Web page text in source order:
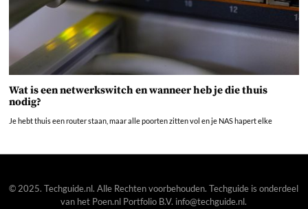
Wat is een netwerkswitch en wanneer heb je die thuis
nodig?
Je hebt thuis een router staan, maar alle poorten zitten vol en je NAS hapert elke
© 2025. Techguide.nl. Alle Rechten voorbehouden. Techguide is onderdeel
van het Poen.nl Portfolio B.V. info@techguide.nl.